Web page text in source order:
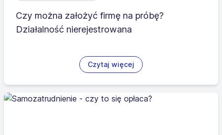
Czy można założyć firmę na próbę?
Działalność nierejestrowana
Czytaj więcej